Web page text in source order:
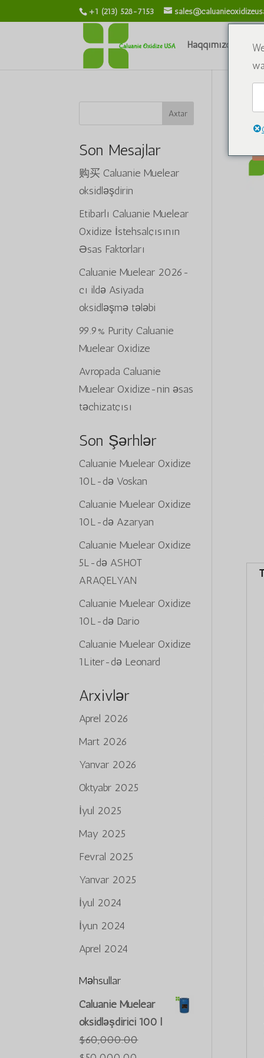
+1 (213) 528-7153
Haqqımızda
Ev
Axtar
Son Mesajlar
购买 Caluanie Muelear
oksidləşdirin
Etibarlı Caluanie Muelear
Oxidize İstehsalçısının
Əsas Faktorları
Caluanie Muelear 2026-
cı ildə Asiyada
oksidləşmə tələbi
99.9% Purity Caluanie
Muelear Oxidize
Avropada Caluanie
Muelear Oxidize-nin əsas
təchizatçısı
Son Şərhlər
Caluanie Muelear Oxidize
10L-də Voskan
Caluanie Muelear Oxidize
10L-də Azaryan
Caluanie Muelear Oxidize
5L-də ASHOT
ARAQELYAN
Caluanie Muelear Oxidize
10L-də Dario
Caluanie Muelear Oxidize
1Liter-də Leonard
Arxivlər
Aprel 2026
Mart 2026
Yanvar 2026
Oktyabr 2025
İyul 2025
May 2025
Fevral 2025
Yanvar 2025
İyul 2024
İyun 2024
Aprel 2024
Məhsullar
Caluanie Muelear
oksidləşdirici 100 l
$60,000.00